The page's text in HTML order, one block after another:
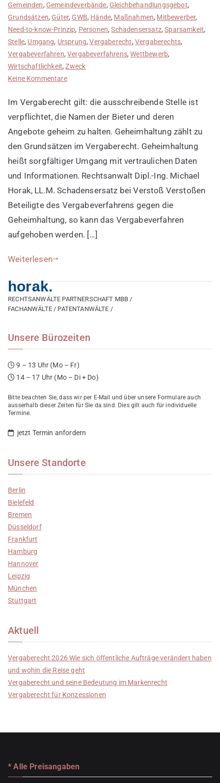
Gemeinden, Gemeindeverbände, Gleichbehandlungsgebot,
Grundsätzen, Güter, GWB, Hände, Maßnahmen, Mitbewerber,
Need-to-know-Prinzip, Personen,Schadensersatz,Sparsamkeit,
Stelle, Umgang, Ursprung,Vergaberecht, Vergaberechts,
Vergabeverfahren,Vergabeverfahrens,Wettbewerb,
Wirtschaftlichkeit,Zweck
Keine Kommentarezu
wahren
Im Vergaberecht gilt: die ausschreibende Stelle ist
verpflichtet, die Namen der Bieter und deren
Angebote geheim zu halten. Geheimhaltung zählt zu
den Grundsätzen im Vergaberecht. Geheimhaltung
heißt sorgfältiger Umgang mit vertraulichen Daten
und Informationen. Rechtsanwalt Dipl.-Ing. Michael
Horak, LL.M. Schadensersatz bei Verstoß Verstoßen
Beteiligte des Vergabeverfahrens gegen die
Geheimhaltung, so kann das Vergabeverfahren
aufgehoben werden. […]
Weiterlesen
horak.
RECHTSANWÄLTE PARTNERSCHAFT MBB /
FACHANWÄLTE / PATENTANWÄLTE /
Unsere Bürozeiten
9 – 13 Uhr (Mo – Fr)
14 – 17 Uhr (Mo – Di + Do)
Bitte beachten Sie, dass wir per E-Mail und über unsere Formulare auch
ausserhalb dieser Zeiten für Sie da sind. Dies gilt auch für individuelle
Termine.
jetzt Termin anfordern
Unsere Standorte
Berlin
Bielefeld
Bremen
Düsseldorf
Frankfurt
Hamburg
Hannover
Leipzig
München
Stuttgart
Aktuell
Vergaberecht 2026 Wie sich öffentliche Aufträge verändert haben
und wohin die Reise geht
Vergaberecht und seine Bedeutung im Markenrecht
Vergaberecht für Konzessionen
* Alle Preisangaben